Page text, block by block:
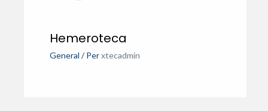
Hemeroteca
General / Per xtecadmin